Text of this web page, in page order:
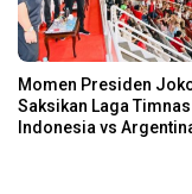
Momen Presiden
Saksikan Laga Timnas
Indonesia vs